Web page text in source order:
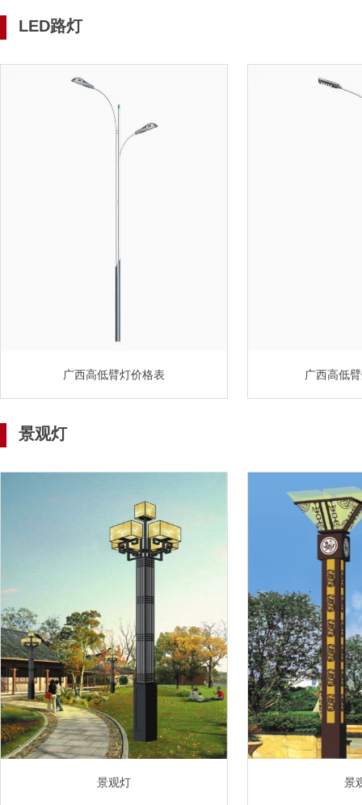
LED路灯
广西高低臂灯价格表 广西高低
景观灯
景观灯 景